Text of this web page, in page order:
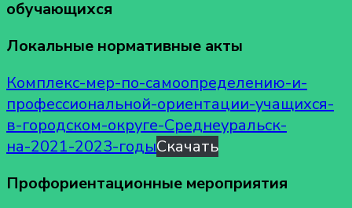
обучающихся
Локальные нормативные акты
Комплекс-мер-по-самоопределению-и-
профессиональной-ориентации-учащихся-
в-городском-округе-Среднеуральск-
на-2021-2023-годыСкачать
Профориентационные мероприятия